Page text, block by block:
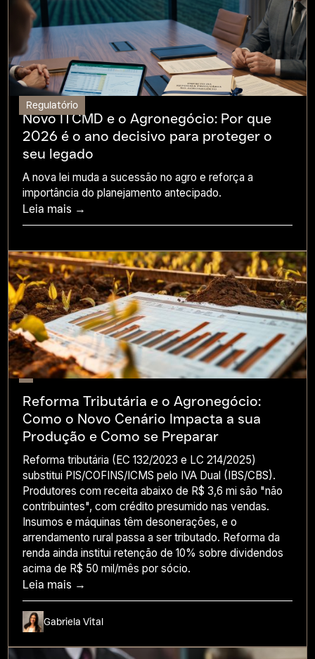
Regulatório
Novo ITCMD e o Agronegócio: Por que
2026 é o ano decisivo para proteger o
seu legado
A nova lei muda a sucessão no agro e reforça a
importância do planejamento antecipado.
Leia mais →
Reforma Tributária e o Agronegócio:
Como o Novo Cenário Impacta a sua
Produção e Como se Preparar
Reforma tributária (EC 132/2023 e LC 214/2025)
substitui PIS/COFINS/ICMS pelo IVA Dual (IBS/CBS).
Produtores com receita abaixo de R$ 3,6 mi são "não
contribuintes", com crédito presumido nas vendas.
Insumos e máquinas têm desonerações, e o
arrendamento rural passa a ser tributado. Reforma da
renda ainda institui retenção de 10% sobre dividendos
acima de R$ 50 mil/mês por sócio.
Leia mais →
Gabriela Vital